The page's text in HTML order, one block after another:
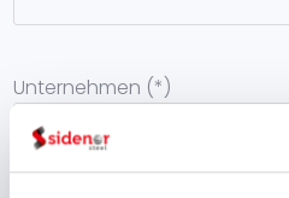
Unternehmen (*)